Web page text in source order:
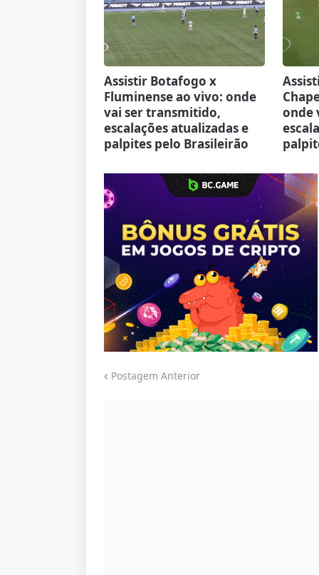
Assistir Botafogo x
Fluminense ao vivo: onde
vai ser transmitido,
escalações atualizadas e
palpites pelo Brasileirão
onde
Jogue com responsabilidade. 18+
Postagem Anterior